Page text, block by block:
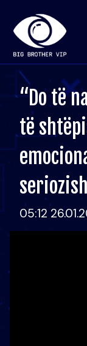
“Do të
të
05:12